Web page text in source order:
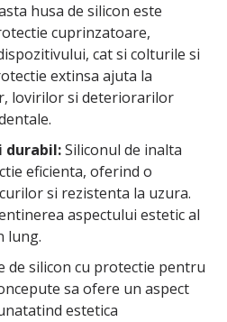
husa de silicon este
cuprinzatoare,
cat si colturile si
extinsa ajuta la
lovirilor si deteriorarilor
durabil:Siliconul de inalta
eficienta, oferind o
si rezistenta la uzura.
aspectului estetic al
lung.
de silicon cu protectie pentru
sa ofere un aspect
estetica